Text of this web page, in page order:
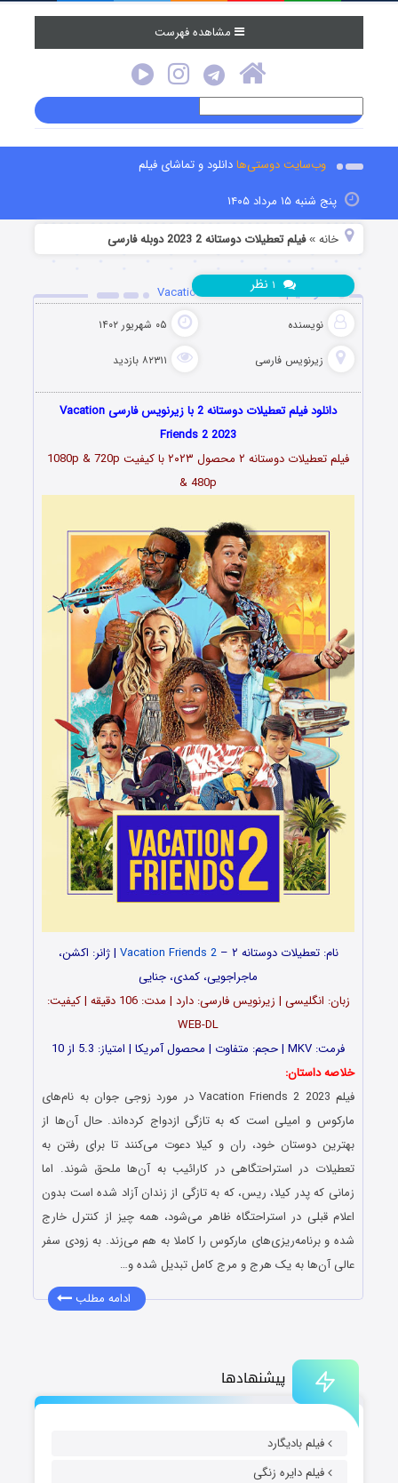
مشاهده فهرست
وب‌سایت دوستی‌هادانلود و تماشای فیلم
پنج شنبه ۱۵ مرداد ۱۴۰۵
پیشنهادها
فیلم بادیگارد
فیلم دایره زنگی
خانه »فیلم تعطیلات دوستانه 2 2023 دوبله فارسی
دانلود فیلم Vacation Friends 2 2023
نویسنده ۰۵ شهریور ۱۴۰۲
زیرنویس فارسی ۸۲۳۱۱ بازدید
نظر
دانلود فیلم تعطیلات دوستانه 2 با زیرنویس فارسی Vacation
Friends 2 2023
فیلمتعطیلات دوستانه ۲ محصول ۲۰۲۳
با کیفیت 1080p & 720p
& 480p
نام:تعطیلات دوستانه ۲ – Vacation Friends 2 | ژانر: اکشن،
ماجراجویی، کمدی، جنایی
زبان: انگلیسی | زیرنویس فارسی: دارد | مدت: 106 دقیقه | کیفیت:
WEB-DL
فرمت: MKV | حجم: متفاوت | محصول آمریکا | امتیاز: 5.3 از 10
خلاصه داستان:
فیلم Vacation Friends 2 2023 در مورد زوجی جوان به نام‌های
مارکوس و امیلی است که به تازگی ازدواج کرده‌اند. حال آن‌ها از
بهترین دوستان خود، ران و کیلا دعوت می‌کنند تا برای رفتن به
تعطیلات در استراحتگاهی در کارائیب به آن‌ها ملحق شوند. اما
زمانی که پدر کیلا، ریس، که به تازگی از زندان آزاد شده است بدون
اعلام قبلی در استراحتگاه ظاهر می‌شود، همه چیز از کنترل خارج
شده و برنامه‌ریزی‌های مارکوس را کاملا به هم می‌زند. به زودی سفر
عالی آن‌ها به یک هرج و مرج کامل تبدیل شده و…
ادامه مطلب